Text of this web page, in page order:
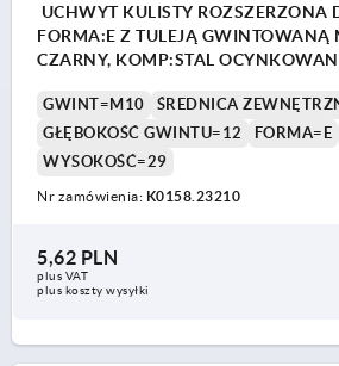
UCHWYT KULISTY ROZSZERZONA
FORMA:E Z TULEJĄ GWINTOWANĄ
CZARNY, KOMP:STAL
GWINT=M10
ŚREDNICA
GŁĘBOKOŚĆ GWINTU=12
FORMA=E
WYSOKOŚĆ=29
Nr zamówienia: K0158.23210
5,62 PLN
plus VAT
plus koszty wysyłki